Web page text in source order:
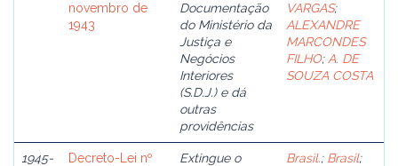
novembro de
1943
Documentação
do Ministério da
Justiça e
Negócios
Interiores
(S.D.J.) e dá
outras
providências
VARGAS;
ALEXANDRE
MARCONDES
FILHO; A. DE
SOUZA COSTA
1945-
Decreto-Lei nº
Extingue o
Brasil.; Brasil;